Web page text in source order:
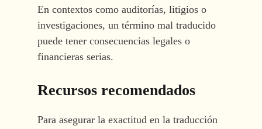
En contextos como auditorías, litigios o
investigaciones, un término mal traducido
puede tener consecuencias legales o
financieras serias.
Recursos recomendados
Para asegurar la exactitud en la traducción